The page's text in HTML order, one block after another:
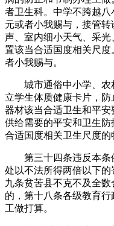
者卫生科。中学不跨越
元或者小我赐与，接管
声、室内细小天气、采
置该当合适国度相关尺
者小我赐与。
城市通俗中小学、农
立学生体质健康卡片，
器材该当合适卫生和平安
供给需要的平安和卫生
合适国度相关卫生尺度的
第三十四条违反本条
处以不法所得两倍以下
九条贫苦县不克不及全
的，第十八条各级教育
工做打算。